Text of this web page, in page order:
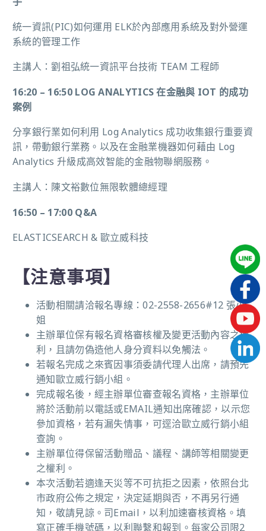
統一資訊(PIC)如何運用 ELK於內部應用系統及對外營運
系統的管理工作
主講人：劉祖弘統一資訊平台技術 TEAM 工程師
16:20 – 16:50 LOG ANALYTICS 在金融與 IOT 的成功
案例
分享銀行業如何利用 Log Analytics 成功收集銀行重要資
訊，帶動銀行業務。以及在金融業機器如何藉由 Log
Analytics 升級成高效智能的金融物聯網服務。
主講人：陳文裕數位無限軟體總經理
16:50 – 17:00 Q&A
ELASTICSEARCH & 歐立威科技
【注意事項】
活動相關請洽報名專線：02-2558-2656#12 張小
姐
主辦單位保有報名資格審核權及變更活動內容之權
利，且請勿偽造他人身分資料以免觸法。
若報名完成之來賓因事須委請代理人出席，請預先
通知歐立威行銷小組。
完成報名後，經主辦單位審查報名資格，主辦單位
將於活動前以電話或EMAIL通知出席確認，以示您
參加資格，若有漏失情事，可逕洽歐立威行銷小組
查詢。
主辦單位得保留活動贈品、議程、講師等相關變更
之權利。
本次活動若適逢天災等不可抗拒之因素，依照台北
市政府公佈之規定，決定延期與否，不再另行通
知，敬請見諒。司Email，以利加速審核資格。填
寫正確手機號碼，以利聯繫和報到。每家公司限2